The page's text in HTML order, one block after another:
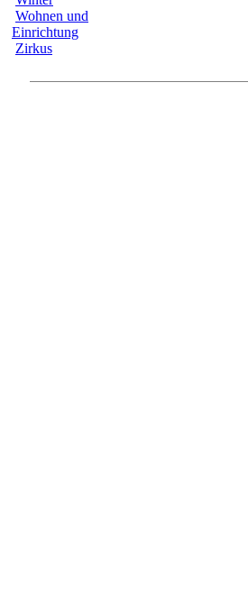
Wohnen und
Einrichtung
Zirkus